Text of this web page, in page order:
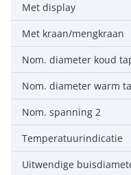
Met display
Met kraan/mengkraan
Nom. spanning 2
Temperatuurindicatie